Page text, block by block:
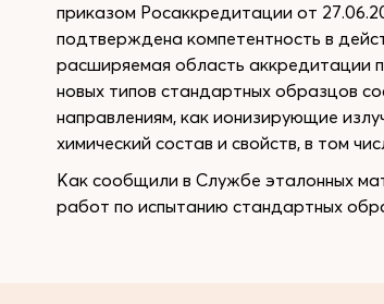
приказом Росаккредитации от
подтверждена компетентность в
расширяемая область аккредитации
новых типов стандартных образцов
направлениям, как ионизирующие
химический состав и свойств, в том
Как сообщили в Службе эталонных
работ по испытанию стандартных